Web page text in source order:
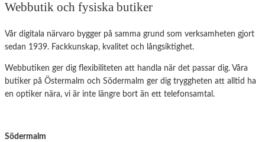
Webbutik och fysiska butiker
Vår digitala närvaro bygger på samma grund som verksamheten gjort
sedan 1939. Fackkunskap, kvalitet och långsiktighet.
Webbutiken ger dig flexibiliteten att handla när det passar dig. Våra
butiker på Östermalm och Södermalm ger dig tryggheten att alltid ha
en optiker nära, vi är inte längre bort än ett telefonsamtal.
Södermalm